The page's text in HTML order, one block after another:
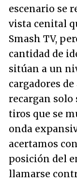
escenario se
vista cenital
Smash TV,
cantidad de
sitúan a un
cargadores
recargan solo
tiros que se
onda
acertamos
posición del
llamarse